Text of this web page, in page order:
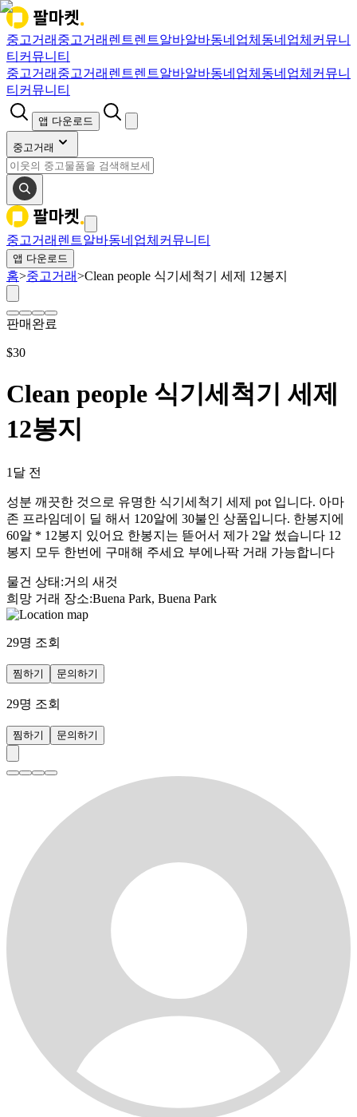
중고거래 중고거래 렌트렌트알바알바동네업체 동네업체 커뮤니
티 커뮤니티
중고거래 중고거래 렌트렌트알바알바동네업체 동네업체 커뮤니
티 커뮤니티
앱 다운로드
중고거래
중고거래 렌트알바동네업체 커뮤니티
앱 다운로드
홈>중고거래>Clean people 식기세척기 세제 12봉지
판매완료
$30
Clean people 식기세척기 세제
12봉지
1달 전
성분 깨끗한 것으로 유명한 식기세척기 세제 pot 입니다. 아마
존 프라임데이 딜 해서 120알에 30불인 상품입니다. 한봉지에
60알 * 12봉지 있어요 한봉지는 뜯어서 제가 2알 썼습니다 12
봉지 모두 한번에 구매해 주세요 부에나팍 거래 가능합니다
물건 상태 :거의 새것
희망 거래 장소:Buena Park, Buena Park
29명 조회
찜하기 문의하기
29명 조회
찜하기 문의하기